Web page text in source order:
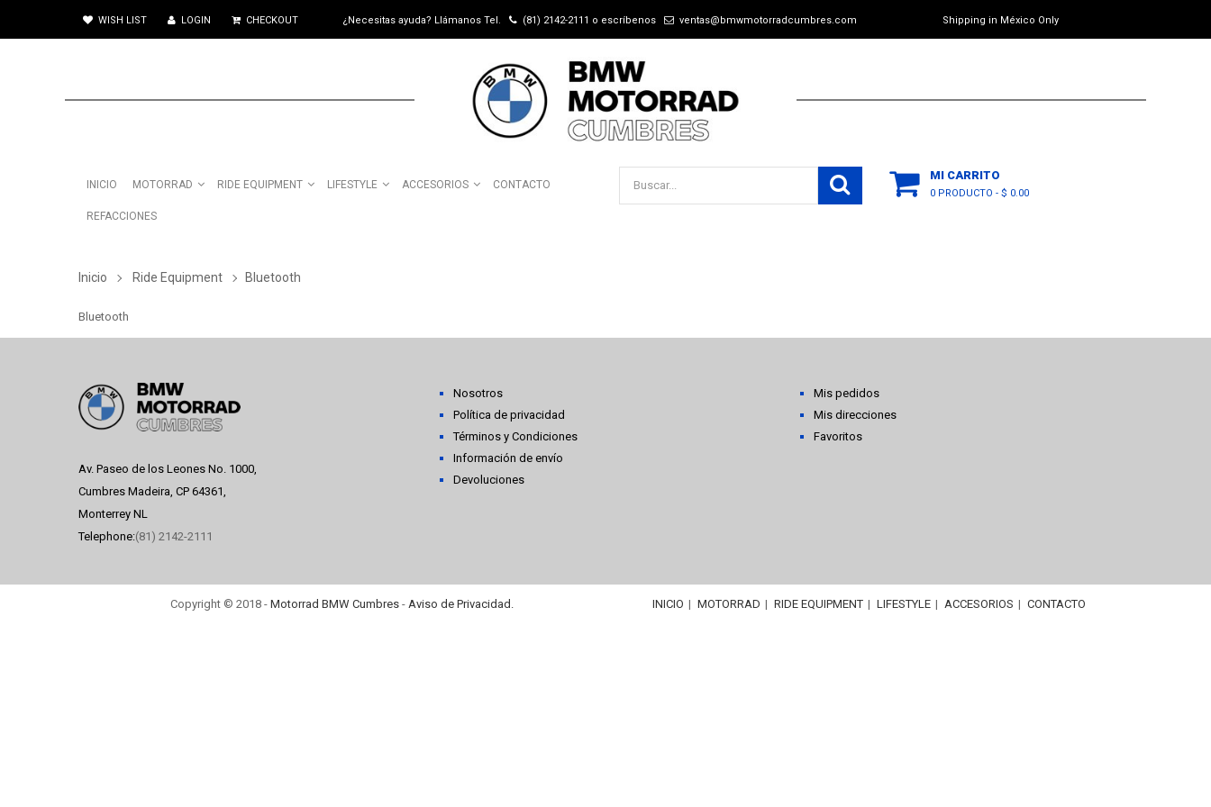
WISH LIST LOGIN CHECKOUT ¿Necesitas ayuda? Llámanos Tel. (81) 2142-2111 o escríbenos ventas@bmwmotorradcumbres.com Shipping in México Only
INICIO MOTORRAD RIDE EQUIPMENT LIFESTYLE ACCESORIOS CONTACTO
REFACCIONES
MI CARRITO
0 PRODUCTO - $ 0.00
Inicio Ride Equipment Bluetooth
Bluetooth
Av. Paseo de los Leones No. 1000,
Cumbres Madeira, CP 64361,
Monterrey NL
Telephone:(81) 2142-2111
Nosotros
Política de privacidad
Términos y Condiciones
Información de envío
Devoluciones
Mis pedidos
Mis direcciones
Favoritos
Copyright © 2018 - Motorrad BMW Cumbres - Aviso de Privacidad. INICIO MOTORRAD RIDE EQUIPMENT LIFESTYLE ACCESORIOS CONTACTO